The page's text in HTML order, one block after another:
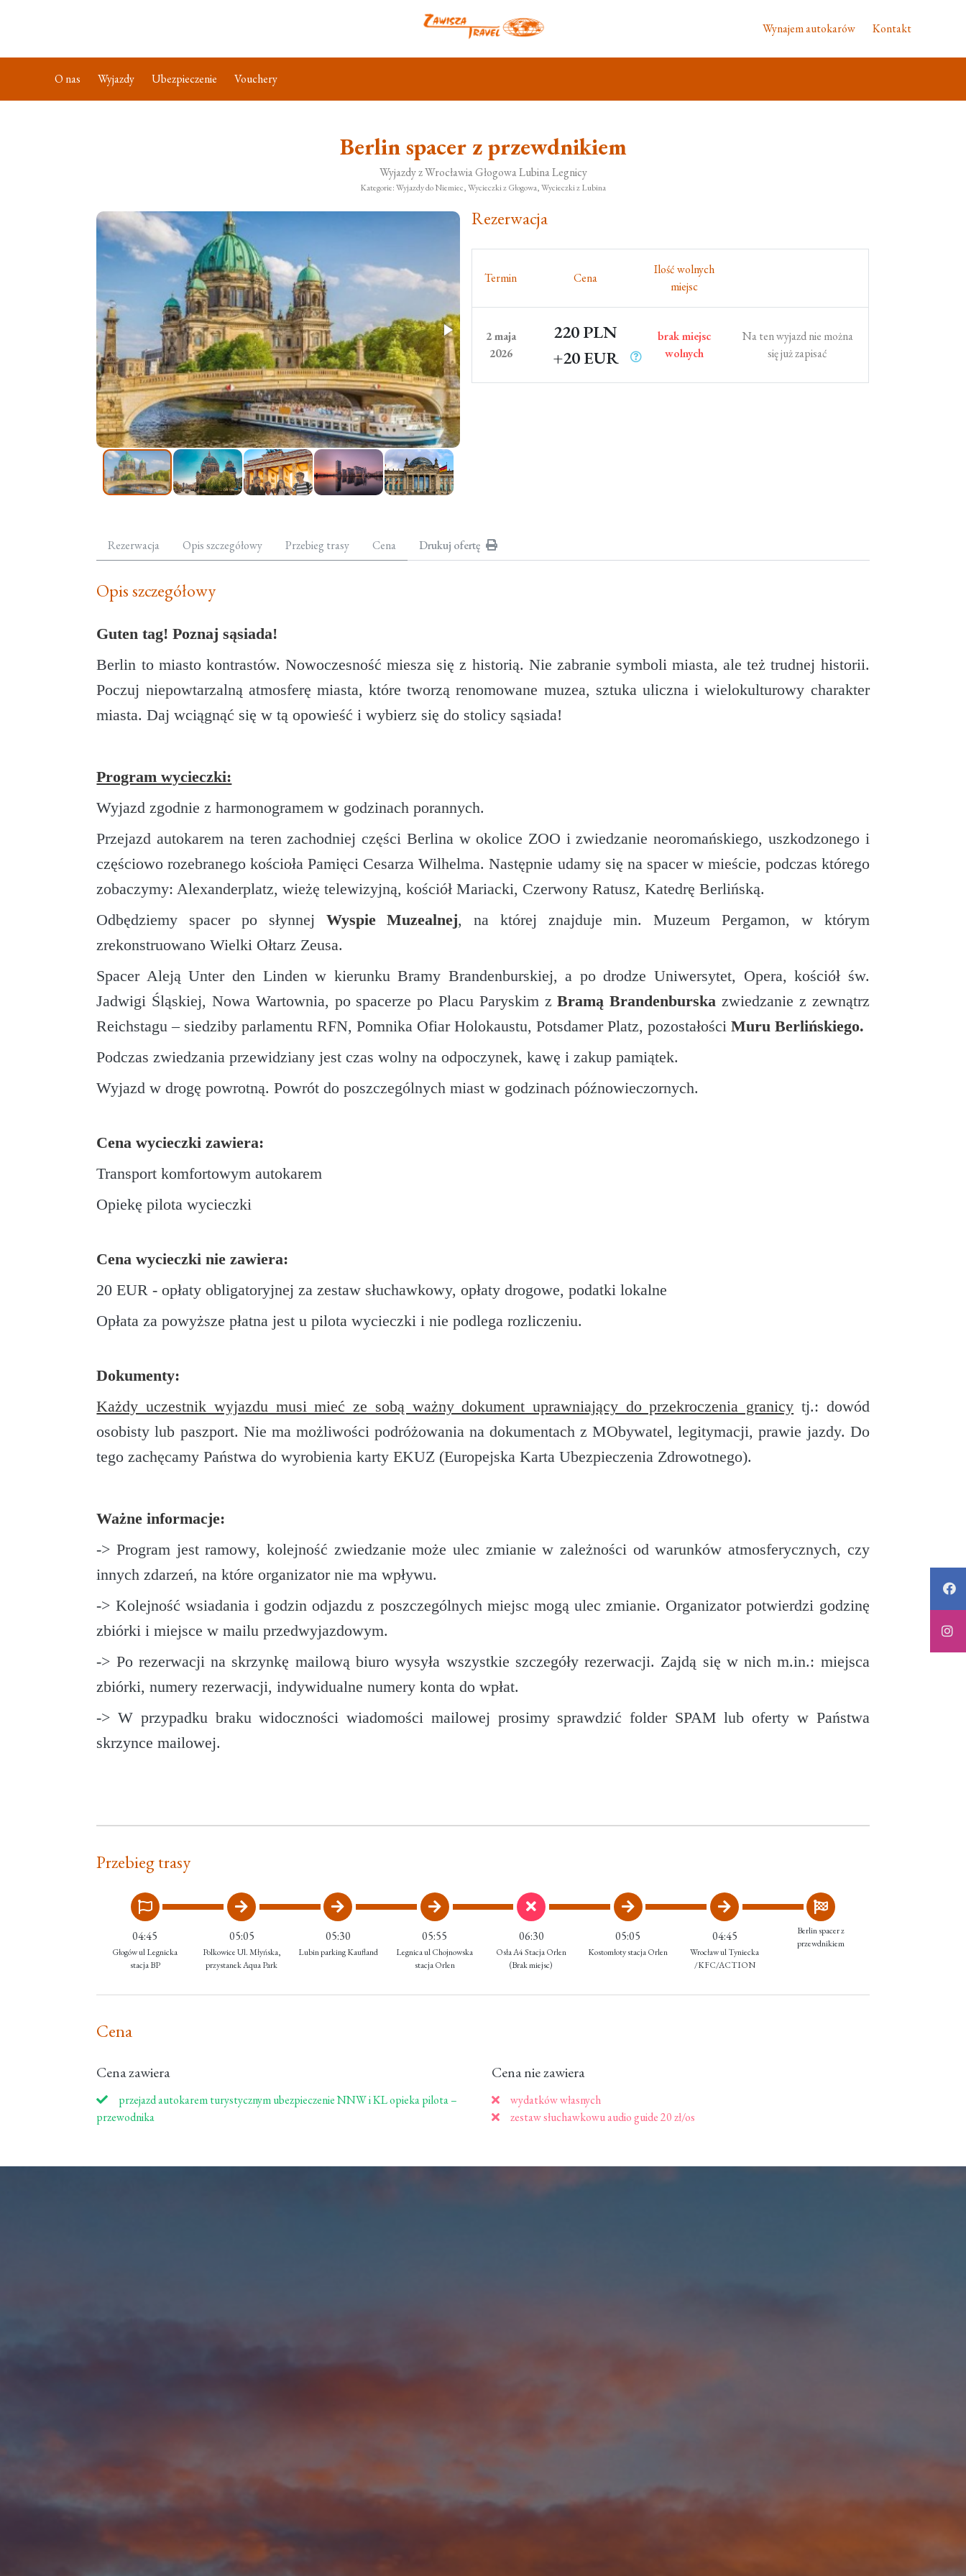
Wynajem autokarów Kontakt
O nas Wyjazdy Ubezpieczenie Vouchery
Berlin spacer z przewdnikiem
Wyjazdy z Wrocławia Głogowa Lubina Legnicy
Kategorie: Wyjazdy do Niemiec, Wycieczki z Głogowa, Wycieczki z Lubina
Rezerwacja
Termin Cena
Ilość wolnych
miejsc
2 maja
2026
220 PLN
+20 EUR
brak miejsc
wolnych
Na ten wyjazd nie można
się już zapisać
Rezerwacja Opis szczegółowy Przebieg trasy Cena Drukuj ofertę
Opis szczegółowy
Guten tag! Poznaj sąsiada!
Berlin to miasto kontrastów. Nowoczesność miesza się z historią. Nie zabranie symboli miasta, ale też trudnej historii.
Poczuj niepowtarzalną atmosferę miasta, które tworzą renomowane muzea, sztuka uliczna i wielokulturowy charakter
miasta. Daj wciągnąć się w tą opowieść i wybierz się do stolicy sąsiada!
Program wycieczki:
Wyjazd zgodnie z harmonogramem w godzinach porannych.
Przejazd autokarem na teren zachodniej części Berlina w okolice ZOO i zwiedzanie neoromańskiego, uszkodzonego i
częściowo rozebranego kościoła Pamięci Cesarza Wilhelma. Następnie udamy się na spacer w mieście, podczas którego
zobaczymy: Alexanderplatz, wieżę telewizyjną, kościół Mariacki, Czerwony Ratusz, Katedrę Berlińską.
Odbędziemy spacer po słynnej Wyspie Muzealnej, na której znajduje min. Muzeum Pergamon, w którym
zrekonstruowano Wielki Ołtarz Zeusa.
Spacer Aleją Unter den Linden w kierunku Bramy Brandenburskiej, a po drodze Uniwersytet, Opera, kościół św.
Jadwigi Śląskiej, Nowa Wartownia, po spacerze po Placu Paryskim zBramą Brandenburska zwiedzanie z zewnątrz
Reichstagu – siedziby parlamentu RFN, Pomnika Ofiar Holokaustu, Potsdamer Platz, pozostałości Muru Berlińskiego.
Podczas zwiedzania przewidziany jest czas wolny na odpoczynek, kawę i zakup pamiątek.
Wyjazd w drogę powrotną. Powrót do poszczególnych miast w godzinach późnowieczornych.
Cena wycieczki zawiera:
Transport komfortowym autokarem
Opiekę pilota wycieczki
Cena wycieczki nie zawiera:
20 EUR - opłaty obligatoryjnej za zestaw słuchawkowy, opłaty drogowe, podatki lokalne
Opłata za powyższe płatna jest u pilota wycieczki i nie podlega rozliczeniu.
Dokumenty:
Każdy uczestnik wyjazdu musi mieć ze sobą ważny dokument uprawniający do przekroczenia granicy tj.: dowód
osobisty lub paszport. Nie ma możliwości podróżowania na dokumentach z MObywatel, legitymacji, prawie jazdy. Do
tego zachęcamy Państwa do wyrobienia karty EKUZ (Europejska Karta Ubezpieczenia Zdrowotnego).
Ważne informacje:
-> Program jest ramowy, kolejność zwiedzanie może ulec zmianie w zależności od warunków atmosferycznych, czy
innych zdarzeń, na które organizator nie ma wpływu.
-> Kolejność wsiadania i godzin odjazdu z poszczególnych miejsc mogą ulec zmianie. Organizator potwierdzi godzinę
zbiórki i miejsce w mailu przedwyjazdowym.
-> Po rezerwacji na skrzynkę mailową biuro wysyła wszystkie szczegóły rezerwacji. Zajdą się w nich m.in.: miejsca
zbiórki, numery rezerwacji, indywidualne numery konta do wpłat.
-> W przypadku braku widoczności wiadomości mailowej prosimy sprawdzić folder SPAM lub oferty w Państwa
skrzynce mailowej.
Przebieg trasy
04:45
Głogów ul Legnicka
stacja BP
05:05
Polkowice Ul. Młyńska,
przystanek Aqua Park
05:30
Lubin parking Kaufland
05:55
Legnica ul Chojnowska
stacja Orlen
06:30
Osła A4 Stacja Orlen
(Brak miejsc)
05:05
Kostomłoty stacja Orlen
04:45
Wrocław ul Tyniecka
/KFC/ACTION
Berlin spacer z
przewdnikiem
Cena
Cena zawiera
przejazd autokarem turystycznym ubezpieczenie NNW i KL opieka pilota –
przewodnika
Cena nie zawiera
wydatków własnych
zestaw słuchawkowu audio guide 20 zł/os